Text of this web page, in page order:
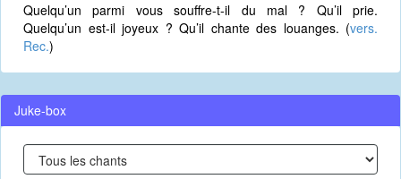
Quelqu’un parmi vous souffre-t-il du mal ? Qu’il prie.
Quelqu’un est-il joyeux ? Qu’il chante des louanges. (vers.
Rec.)
Juke-box